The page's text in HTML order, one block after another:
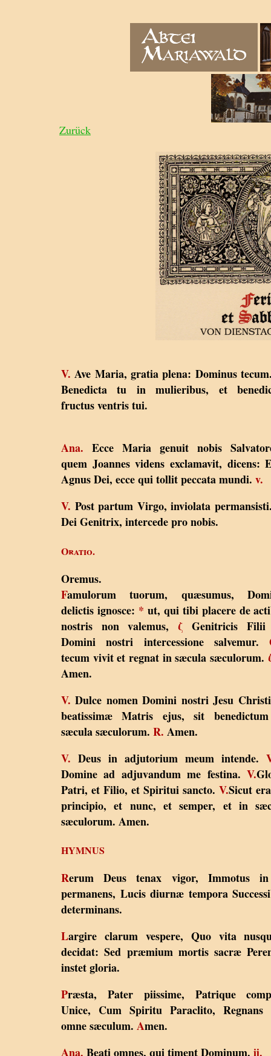
Zurück
V. Ave Maria, gratia plena: Dominus
Benedicta tu in mulieribus, et
fructus ventris tui.
Ana. Ecce Maria genuit nobis
quem Joannes videns exclamavit, dicens:
Agnus Dei, ecce qui tollit peccata mundi. v.
V. Post partum Virgo, inviolata
Dei Genitrix, intercede pro nobis.
Oratio.
Oremus.
Famulorum tuorum, quæsumus,
delictis ignosce: * ut, qui tibi placere de
nostris non valemus,ζ Genitricis
Domini nostri intercessione salvemur.
tecum vivit et regnat in sæcula sæculorum.
Amen.
V. Dulce nomen Domini nostri Jesu
beatissimæ Matris ejus, sit
sæcula sæculorum. R. Amen.
V. Deus in adjutorium meum intende.
Domine ad adjuvandum me festina.V.
Patri, et Filio, et Spiritui sancto. V.Sicut
principio, et nunc, et semper, et in
sæculorum. Amen.
HYMNUS
Rerum Deus tenax vigor, Immotus
permanens, Lucis diurnæ tempora
determinans.
Largire clarum vespere, Quo vita
decidat: Sed præmium mortis sacræ
instet gloria.
Præsta, Pater piissime, Patrique
Unice, Cum Spiritu Paraclito, Regnans
omne sæculum. Amen.
Ana. Beati omnes, qui timent Dominum. ij.